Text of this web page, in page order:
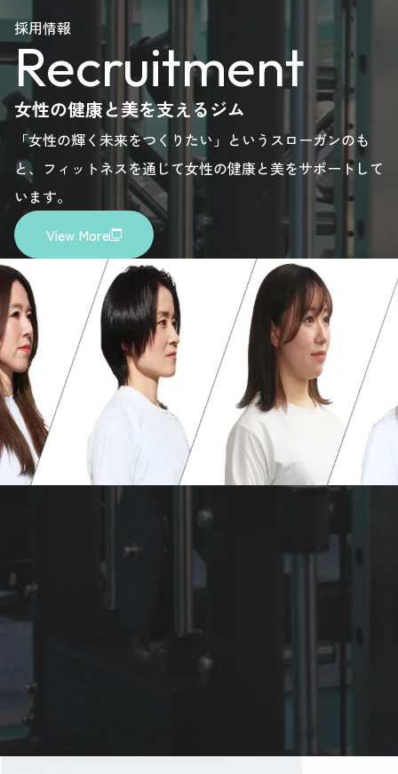
please
here.
please
here.
please
here.
please
here.
採用情報
Recruitment
女性の健康と美を支えるジム
「女性の輝く未来をつくりたい」というスローガンのも
と、フィットネスを通じて女性の健康と美をサポートして
います。
View More